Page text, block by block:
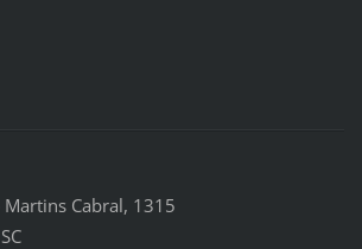
Cabral, 1315